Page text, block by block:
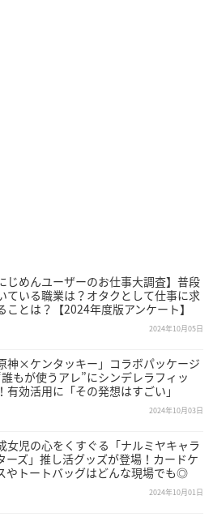
にじめんユーザーのお仕事大調査】普段
ている職業は？オタクとして仕事に求
ことは？【2024年度版アンケート】
2024年10月05日
原神×ケンタッキー」コラボパッケージ
もが使うアレ”にシンデレラフィッ
有効活用に「その発想はすごい」
2024年10月03日
女児の心をくすぐる「ナルミヤキャラ
ーズ」推し活グッズが登場！カードケ
やトートバッグはどんな現場でも◎
2024年10月01日